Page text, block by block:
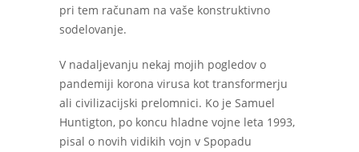
pri tem računam na vaše konstruktivno
sodelovanje.
V nadaljevanju nekaj mojih pogledov o
pandemiji korona virusa kot transformerju
ali civilizacijski prelomnici. Ko je Samuel
Huntigton, po koncu hladne vojne leta 1993,
pisal o novih vidikih vojn v Spopadu